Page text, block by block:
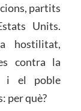
partits
Units.
hostilitat,
contra la
i el poble
per què?